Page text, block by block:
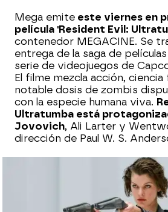
Mega emite este viernes en
película 'Resident Evil:
contenedor MEGACINE. Se
entrega de la saga de
serie de videojuegos de
El filme mezcla acción,
notable dosis de zombis
con la especie humana viva.
Ultratumba está
Jovovich, Ali Larter y
dirección de Paul W. S.